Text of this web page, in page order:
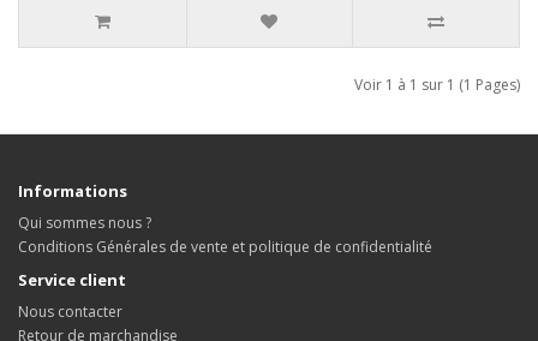
Voir 1 à 1 sur 1 (1 Pages)
Informations
Qui sommes nous ?
Conditions Générales de vente et politique de confidentialité
Service client
Nous contacter
Retour de marchandise